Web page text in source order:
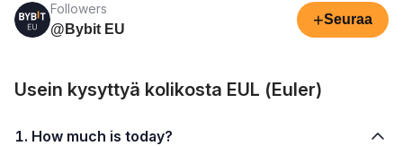
Followers
@Bybit EU
+Seuraa
Usein kysyttyä kolikosta EUL (Euler)
1. How much is today?